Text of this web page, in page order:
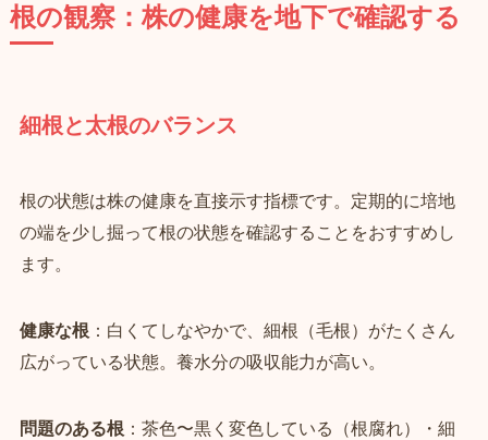
根の観察：株の健康を地下で確認する
細根と太根のバランス
根の状態は株の健康を直接示す指標です。定期的に培地
の端を少し掘って根の状態を確認することをおすすめし
ます。
健康な根：白くてしなやかで、細根（毛根）がたくさん
広がっている状態。養水分の吸収能力が高い。
問題のある根：茶色〜黒く変色している（根腐れ）・細